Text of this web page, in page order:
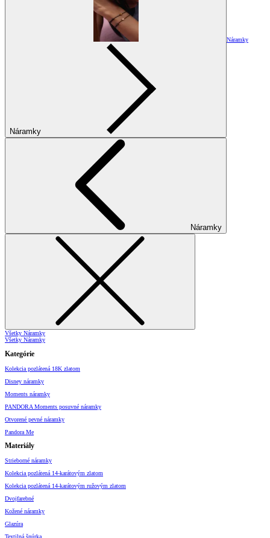
Náramky
Náramky
Náramky
Všetky Náramky
Všetky Náramky
Kategórie
Kolekcia pozlátená 18K zlatom
Disney náramky
Moments náramky
PANDORA Moments posuvné náramky
Otvorené pevné náramky
Pandora Me
Materiály
Strieborné náramky
Kolekcia pozlátená 14-karátovým zlatom
Kolekcia pozlátená 14-karátovým ružovým zlatom
Dvojfarebné
Kožené náramky
Glazúra
Textilná šnúrka